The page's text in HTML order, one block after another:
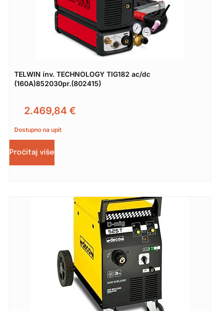
TELWIN inv. TECHNOLOGY TIG182 ac/dc
(160A)852030pr.(802415)
2.469,84 €
Dostupno na upit
Pročitaj više